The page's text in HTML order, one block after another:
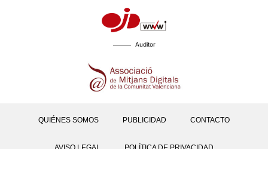
Auditor
QUIÉNES SOMOS PUBLICIDAD CONTACTO
AVISO LEGAL POLÍTICA DE PRIVACIDAD